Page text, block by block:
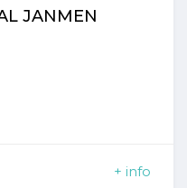
JANMEN
+ info